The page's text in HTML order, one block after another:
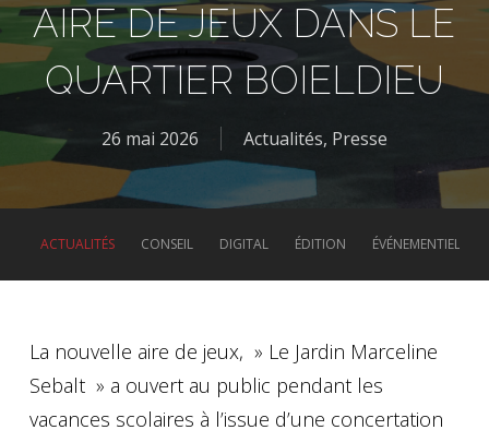
AIRE DE JEUX DANS LE
QUARTIER BOIELDIEU
26 mai 2026 Actualités, Presse
ACTUALITÉS CONSEIL DIGITAL ÉDITION ÉVÉNEMENTIEL
La nouvelle aire de jeux, » Le Jardin Marceline
Sebalt » a ouvert au public pendant les
vacances scolaires à l’issue d’une concertation